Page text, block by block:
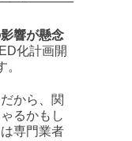
響が懸念
化計画開
から、関
るかもし
専門業者